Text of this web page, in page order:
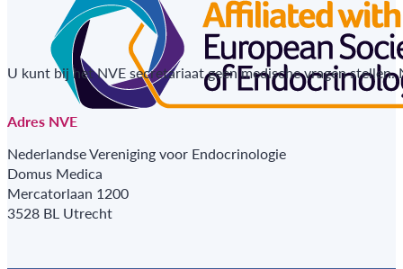
U kunt bij het NVE secretariaat geen medische vragen
Adres NVE
Nederlandse Vereniging voor Endocrinologie
Domus Medica
Mercatorlaan 1200
3528 BL Utrecht